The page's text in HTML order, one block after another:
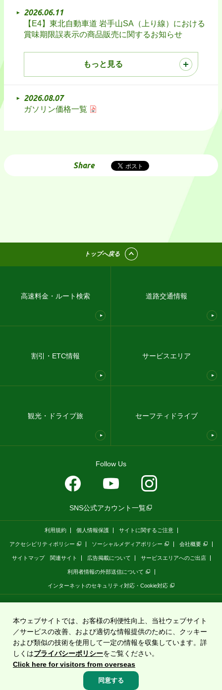
2026.06.11
【E4】東北自動車道 岩手山SA（上り線）における
賞味期限誤表示の商品販売に関するお知らせ
もっと見る
2026.08.07
ガソリン価格一覧
Share
トップへ戻る
高速料金・ルート検索 道路交通情報
割引・ETC情報 サービスエリア
観光・ドライブ旅 セーフティドライブ
Follow Us
SNS公式アカウント一覧
利用規約 個人情報保護 サイトに関するご注意
アクセシビリティポリシー ソーシャルメディアポリシー 会社概要
サイトマップ 関連サイト 広告掲載について サービスエリアへのご出店
利用者情報の外部送信について
インターネットのセキュリティ対応・Cookie対応
運営しています。
Copyright©2020 East Nippon Expressway Company Limited
All Rights Reserved.
本ウェブサイトでは、お客様の利便性向上、当社ウェブサイト
／サービスの改善、および適切な情報提供のために、クッキー
および類似の技術を使用して一定の情報を収集しています。詳
しくはプライバシーポリシーをご覧ください。
Click here for visitors from overseas
同意する